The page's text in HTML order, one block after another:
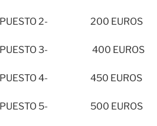
PUESTO 2- 200 EUROS
PUESTO 3- 400 EUROS
PUESTO 4- 450 EUROS
PUESTO 5- 500 EUROS